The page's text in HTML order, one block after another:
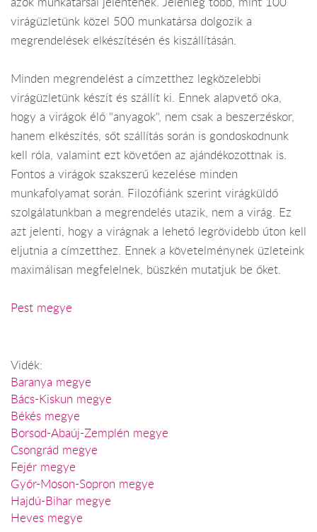
virágüzletünk közel 500 munkatársa dolgozik a
megrendelések elkészítésén és kiszállításán.
Minden megrendelést a címzetthez legközelebbi
virágüzletünk készít és szállít ki. Ennek alapvető oka,
hogy a virágok élő "anyagok", nem csak a beszerzéskor,
hanem elkészítés, sőt szállítás során is gondoskodnunk
kell róla, valamint ezt követően az ajándékozottnak is.
Fontos a virágok szakszerű kezelése minden
munkafolyamat során. Filozófiánk szerint virágküldő
szolgálatunkban a megrendelés utazik, nem a virág. Ez
azt jelenti, hogy a virágnak a lehető legrövidebb úton kell
eljutnia a címzetthez. Ennek a követelménynek üzleteink
maximálisan megfelelnek, büszkén mutatjuk be őket.
Pest megye
Vidék:
Baranya megye
Bács-Kiskun megye
Békés megye
Borsod-Abaúj-Zemplén megye
Csongrád megye
Fejér megye
Győr-Moson-Sopron megye
Hajdú-Bihar megye
Heves megye